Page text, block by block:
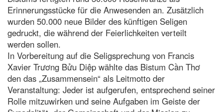
Erinnerungsstücke für die Anwesenden an. Zusätzlich
wurden 50.000 neue Bilder des künftigen Seligen
gedruckt, die während der Feierlichkeiten verteilt
werden sollen.
In Vorbereitung auf die Seligsprechung von Francis
Xavier Trương Bửu Diệp wählte das Bistum Cần Thơ
den das „Zusammensein“ als Leitmotto der
Veranstaltung: Jeder ist aufgerufen, entsprechend seiner
Rolle mitzuwirken und seine Aufgaben im Geiste der